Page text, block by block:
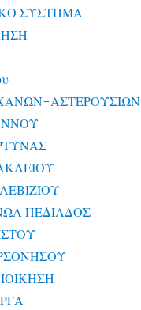
ΣΥΣΤΗΜΑ
ΑΣΤΕΡΟΥΣΙΩΝ
ΠΕΔΙΑΔΟΣ